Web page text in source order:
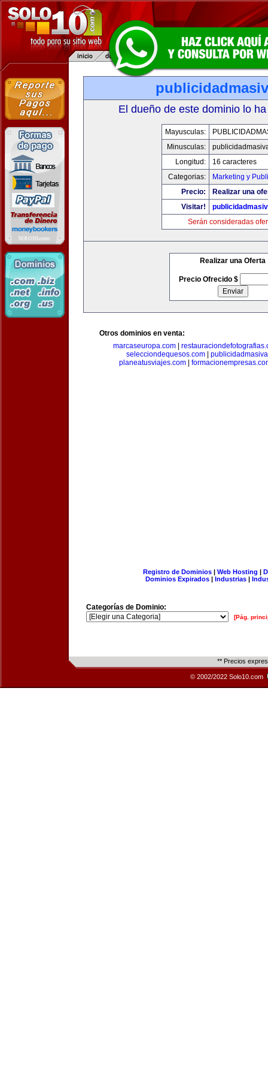
El dueño de este dominio lo
Mayusculas:
Minusculas:
Longitud:
16 caracteres
Categorias:
Marketing y
Precio:
Realizar una
Visitar!
Serán consideradas
Realizar una Oferta
Precio Ofrecido $
Otros dominios en venta:
marcaseuropa.com|
selecciondequesos.com
planeatusviajes.com
Registro de Dominios| Web Hosting |
Dominios Expirados | Industrias |
Categorías de Dominio:
[Pág.
** Precios
© 2002/2022 Solo10.com